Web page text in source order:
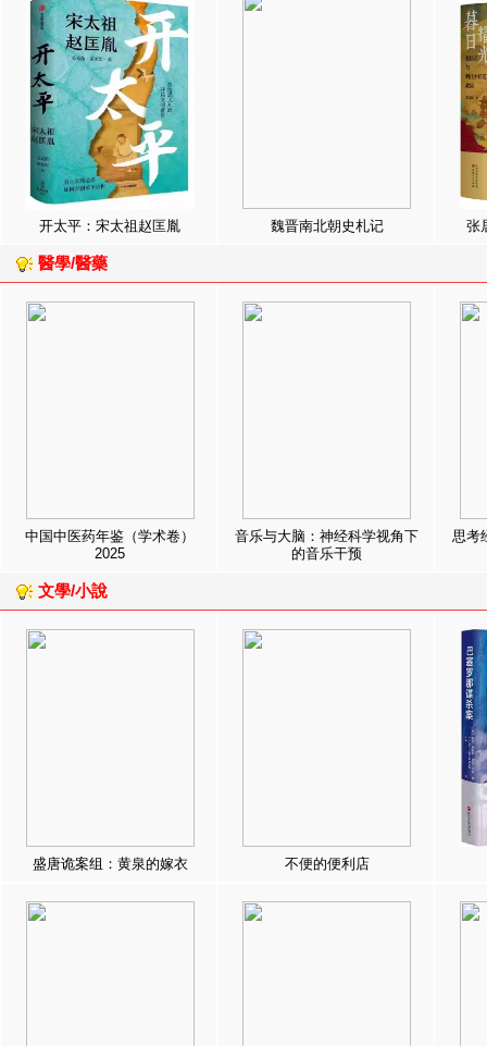
开太平：宋太祖赵匡胤 魏晋南北朝史札记 张
醫學/醫藥
中国中医药年鉴（学术卷）
2025
音乐与大脑：神经科学视角下
的音乐干预
思考
文學/小說
盛唐诡案组：黄泉的嫁衣 不便的便利店